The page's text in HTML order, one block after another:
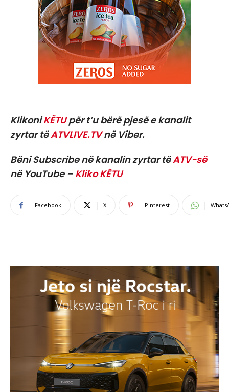
KlikoniKËTUpër t’u bërë pjesë e kanalit
zyrtar tëATVLIVE.TVnë Viber.
Bëni Subscribe në kanalin zyrtar tëATV-së
në YouTube – Kliko KËTU
Facebook X Pinterest